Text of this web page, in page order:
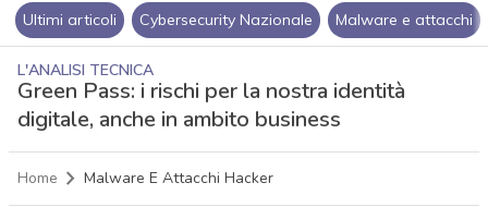
Ultimi articoli Cybersecurity Nazionale Malware e attacchi
L'ANALISI TECNICA
Green Pass: i rischi per la nostra identità
digitale, anche in ambito business
Home Malware E Attacchi Hacker